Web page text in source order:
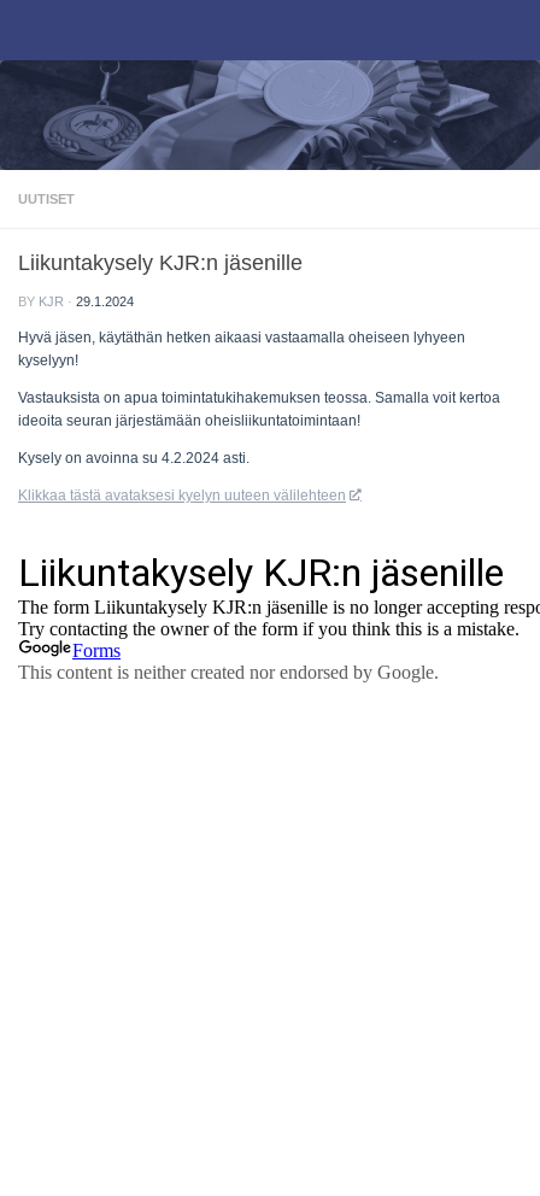
UUTISET
Liikuntakysely KJR:n jäsenille
BY KJR · 29.1.2024
Hyvä jäsen, käytäthän hetken aikaasi vastaamalla oheiseen lyhyeen
kyselyyn!
Vastauksista on apua toimintatukihakemuksen teossa. Samalla voit kertoa
ideoita seuran järjestämään oheisliikuntatoimintaan!
Kysely on avoinna su 4.2.2024 asti.
Klikkaa tästä avataksesi kyelyn uuteen välilehteen